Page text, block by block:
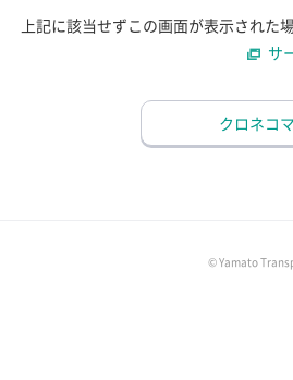
上記に該当せずこの画面が表示された
サ
クロネコ
© Yamato